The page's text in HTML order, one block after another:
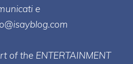
e
of the ENTERTAINMENT